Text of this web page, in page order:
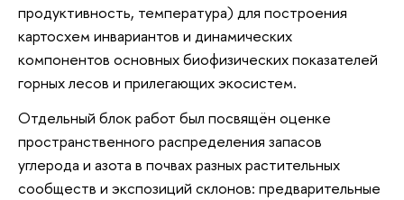
продуктивность, температура) для построения
картосхем инвариантов и динамических
компонентов основных биофизических показателей
горных лесов и прилегающих экосистем.
Отдельный блок работ был посвящён оценке
пространственного распределения запасов
углерода и азота в почвах разных растительных
сообществ и экспозиций склонов: предварительные